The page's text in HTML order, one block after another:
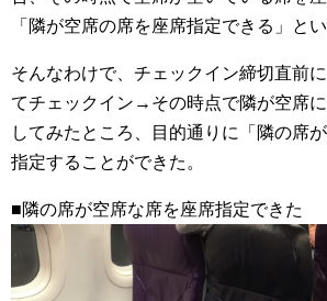
「隣が空席の席を座席指定できる」と
そんなわけで、チェックイン締切直前
てチェックイン→その時点で隣が空席
してみたところ、目的通りに「隣の席
指定することができた。
■隣の席が空席な席を座席指定できた